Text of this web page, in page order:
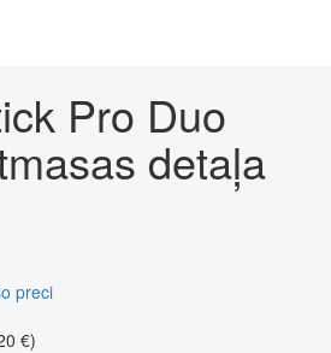
Pro Duo
detaļa
preci
€)